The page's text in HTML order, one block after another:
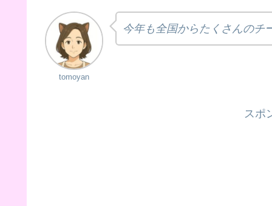
tomoyan
今年も全国からたくさんのチ
スポ